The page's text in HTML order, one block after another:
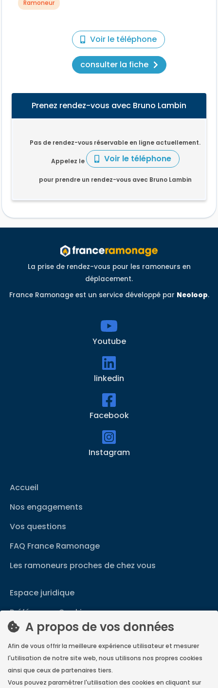
A propos de vos données
Afin de vous offrir la meilleure expérience utilisateur et mesurer
l'utilisation de notre site web, nous utilisons nos propres cookies
ainsi que ceux de partenaires tiers.
Vous pouvez paramétrer l'utilisation des cookies en cliquant sur
Ramoneur
Voir le téléphone
consulter la fiche
Prenez rendez-vous avec Bruno Lambin
Pas de rendez-vous réservable en ligne actuellement.
Appelez le Voir le téléphone
pour prendre un rendez-vous avec Bruno Lambin
La prise de rendez-vous pour les ramoneurs en
déplacement.
France Ramonage est un service développé par Neoloop.
Youtube
linkedin
Facebook
Instagram
Accueil
Nos engagements
Vos questions
FAQ France Ramonage
Les ramoneurs proches de chez vous
Espace juridique
Préférences Cookies
Vous êtes un ramoneur ?
Contactez-nous
A propos de Neoloop